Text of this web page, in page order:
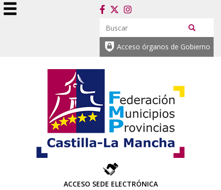
Acceso órganos de Gobierno
ACCESO SEDE ELECTRÓNICA